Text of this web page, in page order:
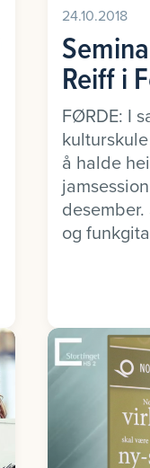
24.10.2018
Reiff i
FØRDE: I
å halde
og